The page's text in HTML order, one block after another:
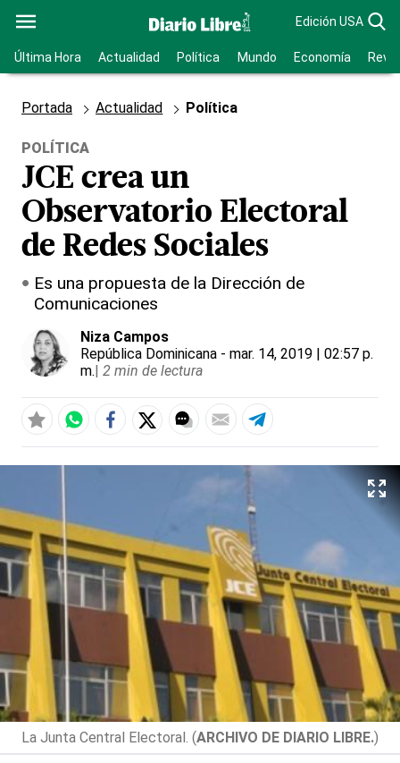
Edición USA
Última Hora Actualidad Política Mundo Economía
Portada Actualidad Política
POLÍTICA
JCE crea un
Observatorio Electoral
de Redes Sociales
Es una propuesta de la Dirección de
Comunicaciones
Niza Campos
República Dominicana - mar. 14, 2019 | 02:57 p.
m.| 2 min de lectura
La Junta Central Electoral. (ARCHIVO DE DIARIO LIBRE.)